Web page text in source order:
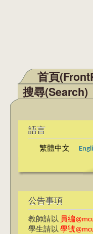
主選單
首頁
搜尋(Search)
語言
繁體中文
公告事項
教師請以 員編
學生請以 學號